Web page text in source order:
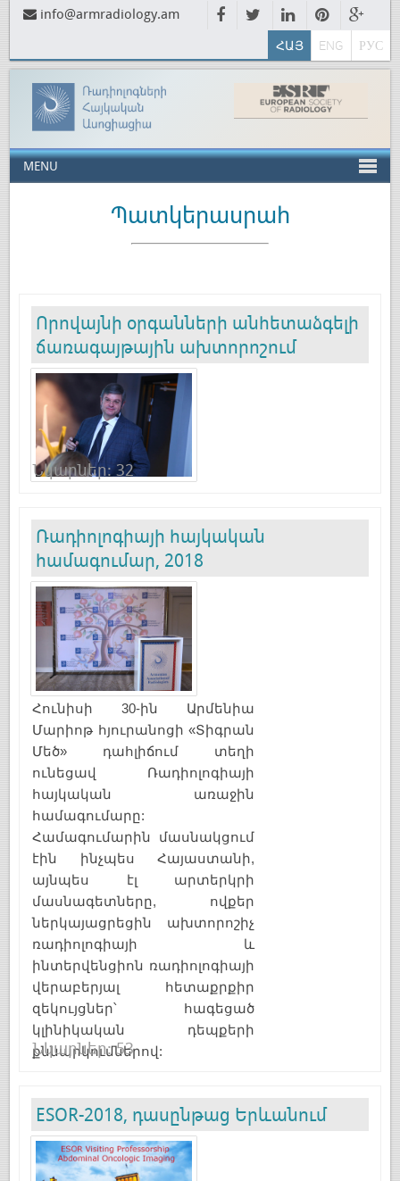
info@armradiology.am
ՀԱՅ ENG РУС
MENU
Պատկերասրահ
Որովայնի օրգանների անհետաձգելի
ճառագայթային ախտորոշում
Նկարներ: 32
Ռադիոլոգիայի հայկական
համագումար, 2018
Հունիսի 30-ին Արմենիա
Մարիոթ հյուրանոցի «Տիգրան
Մեծ» դահլիճում տեղի
ունեցավ Ռադիոլոգիայի
հայկական առաջին
համագումարը:
Համագումարին մասնակցում
էին ինչպես Հայաստանի,
այնպես էլ արտերկրի
մասնագետները, ովքեր
ներկայացրեցին ախտորոշիչ
ռադիոլոգիայի և
ինտերվենցիոն ռադիոլոգիայի
վերաբերյալ հետաքրքիր
զեկույցներ՝ հագեցած
կլինիկական դեպքերի
քննարկումներով:
Նկարներ: 53
ESOR-2018, դասընթաց Երևանում